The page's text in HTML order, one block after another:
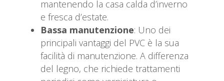
mantenendo la casa calda d’inverno
e fresca d’estate.
Bassa manutenzione: Uno dei
principali vantaggi del PVC è la sua
facilità di manutenzione. A differenza
del legno, che richiede trattamenti